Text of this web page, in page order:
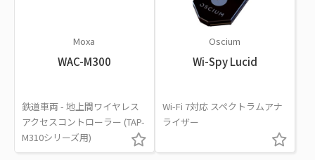
Moxa
WAC-M300
鉄道車両 - 地上間ワイヤレス
アクセスコントローラー (TAP-
M310シリーズ用)
Oscium
Wi-Spy Lucid
Wi-Fi 7対応 スペクトラムアナ
ライザー